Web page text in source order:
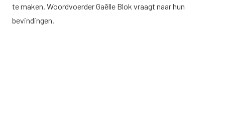
te maken. Woordvoerder Gaëlle Blok vraagt naar hun
bevindingen.